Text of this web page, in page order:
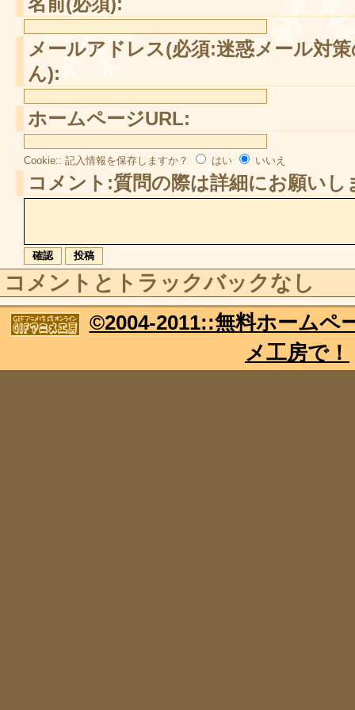
メールアドレス(必須:迷惑メール対
ん):
ホームページURL:
Cookie:: 記入情報を保存しますか？ はい いいえ
コメント:質問の際は詳細にお願いし
コメントとトラックバックなし
©2004-2011::無料ホームペ
メ工房で！